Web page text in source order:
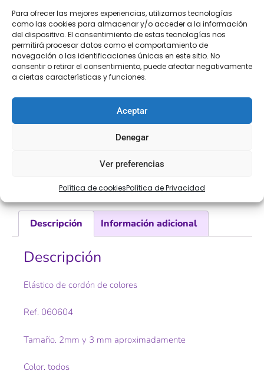
Para ofrecer las mejores experiencias, utilizamos tecnologías
como las cookies para almacenar y/o acceder a la información
del dispositivo. El consentimiento de estas tecnologías nos
permitirá procesar datos como el comportamiento de
navegación o las identificaciones únicas en este sitio. No
consentir o retirar el consentimiento, puede afectar negativamente
a ciertas características y funciones.
Aceptar
Denegar
Ver preferencias
Política de cookiesPolítica de Privacidad
Añadir al carrito
ENVÍO 24-48H
Descripción Información adicional
Descripción
Elástico de cordón de colores
Ref. 060604
Tamaño. 2mm y 3 mm aproximadamente
Color. todos